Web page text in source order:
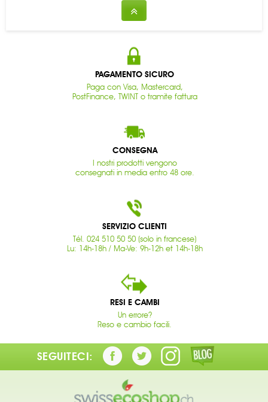
PAGAMENTO SICURO
Paga con Visa, Mastercard,
PostFinance, TWINT o tramite fattura
CONSEGNA
I nostri prodotti vengono
consegnati in media entro 48 ore.
SERVIZIO CLIENTI
Tél. 024 510 50 50 (solo in francese)
Lu: 14h-18h / Ma-Ve: 9h-12h et 14h-18h
RESI E CAMBI
Un errore?
Reso e cambio facili.
SEGUITECI: